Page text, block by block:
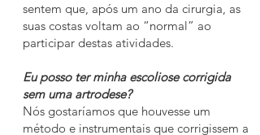
sentem que, após um ano da cirurgia, as
suas costas voltam ao “normal” ao
participar destas atividades.
Eu posso ter minha escoliose corrigida
sem uma artrodese?
Nós gostaríamos que houvesse um
método e instrumentais que corrigissem a